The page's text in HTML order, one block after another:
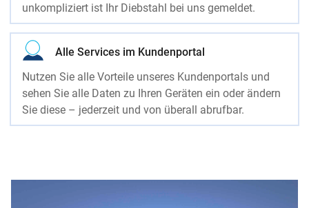
unkompliziert ist Ihr Diebstahl bei uns gemeldet.
Alle Services im Kundenportal
Nutzen Sie alle Vorteile unseres Kundenportals und
sehen Sie alle Daten zu Ihren Geräten ein oder ändern
Sie diese – jederzeit und von überall abrufbar.